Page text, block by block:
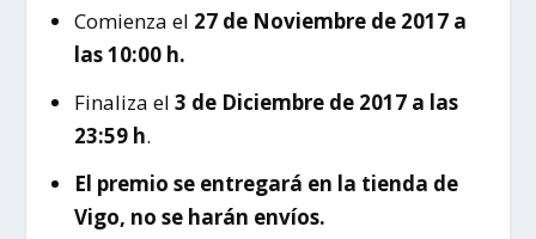
Comienza el 27 de Noviembre de 2017 a
las 10:00 h.
Finaliza el 3 de Diciembre de 2017 a las
23:59 h.
El premio se entregará en la tienda de
Vigo, no se harán envíos.